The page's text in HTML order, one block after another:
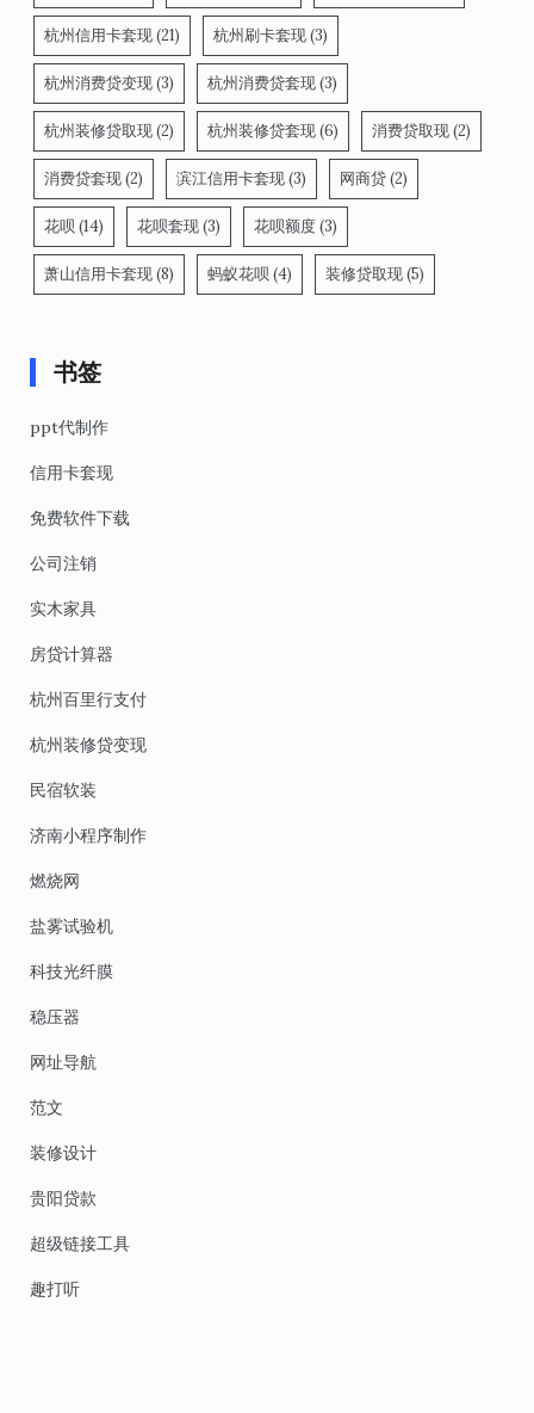
杭州信用卡套现(21) 杭州刷卡套现(3)
杭州消费贷变现(3) 杭州消费贷套现(3)
杭州装修贷取现(2) 杭州装修贷套现(6) 消费贷取现(2)
消费贷套现(2) 滨江信用卡套现(3) 网商贷(2)
花呗(14) 花呗套现(3) 花呗额度(3)
萧山信用卡套现(8) 蚂蚁花呗(4) 装修贷取现(5)
书签
ppt代制作
信用卡套现
免费软件下载
公司注销
实木家具
房贷计算器
杭州百里行支付
杭州装修贷变现
民宿软装
济南小程序制作
燃烧网
盐雾试验机
科技光纤膜
稳压器
网址导航
范文
装修设计
贵阳贷款
超级链接工具
趣打听